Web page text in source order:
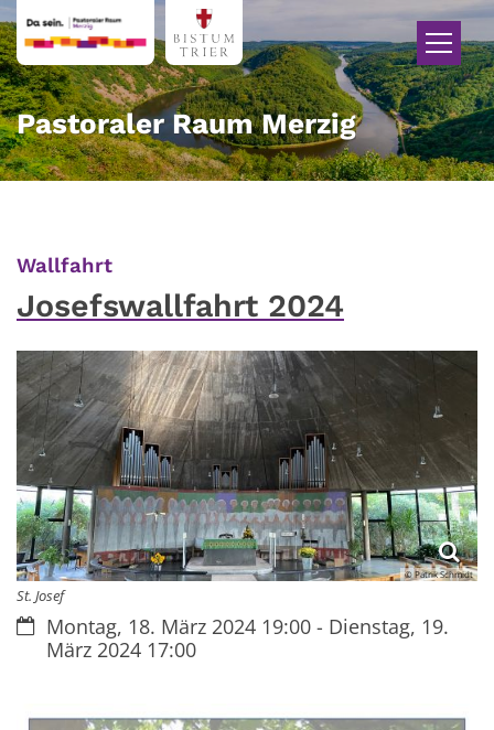
Zum Inhalt springen
Pastoraler Raum Merzig
Wallfahrt:
Josefswallfahrt 2024
© Patrik Schmidt
St. Josef
Datum:
Montag, 18. März 2024 19:00 - Dienstag, 19.
März 2024 17:00